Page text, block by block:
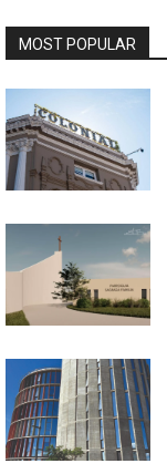
MOST POPULAR